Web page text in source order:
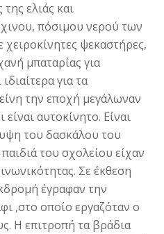
ελιάς και
πόσιμου νερού των
ψεκαστήρες,
μπαταρίας για
για τα
την εποχή μεγάλωναν
αυτοκίνητο. Είναι
του δασκάλου του
του σχολείου είχαν
Σε έκθεση
έγραφαν την
,στο οποίο εργαζόταν ο
Η επιτροπή τα βράδια